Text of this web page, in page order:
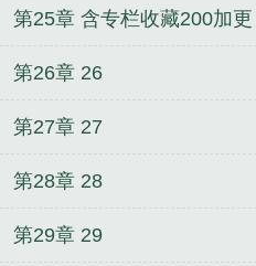
第25章 含专栏收藏200加更
第26章 26
第27章 27
第28章 28
第29章 29